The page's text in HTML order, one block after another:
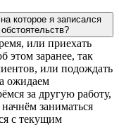
которое я записался
или приехать
этом заранее, так
или подождать
ожидаем
за другую работу,
заниматься
с текущим